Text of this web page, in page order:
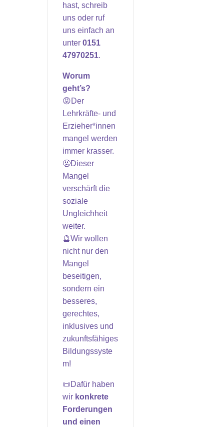
hast, schreib
uns oder ruf
uns einfach an
unter 0151
47970251.
Worum
geht’s?
😡Der
Lehrkräfte- und
Erzieher*innen
mangel werden
immer krasser.
🤬Dieser
Mangel
verschärft die
soziale
Ungleichheit
weiter.
🔮Wir wollen
nicht nur den
Mangel
beseitigen,
sondern ein
besseres,
gerechtes,
inklusives und
zukunftsfähiges
Bildungssyste
m!
📜Dafür haben
wir konkrete
Forderungen
und einen